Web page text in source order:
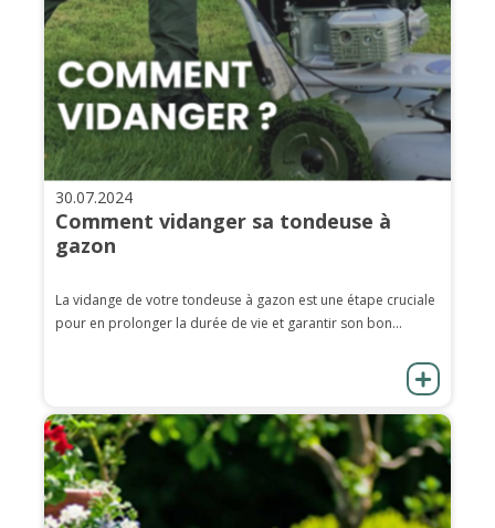
30.07.2024
Comment vidanger sa tondeuse à
gazon
La vidange de votre tondeuse à gazon est une étape cruciale
pour en prolonger la durée de vie et garantir son bon...